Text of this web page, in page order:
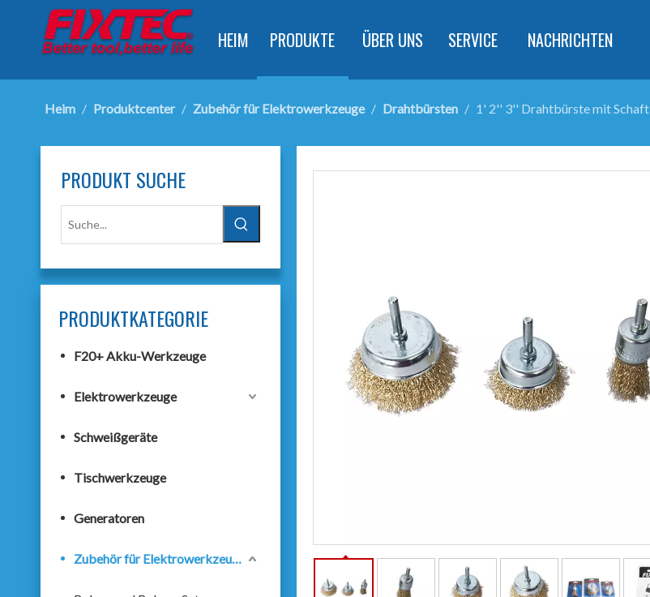
HEIM PRODUKTE ÜBER UNS SERVICE NACHRICHTEN
Heim / Produktcenter / Zubehör für Elektrowerkzeuge / Drahtbürsten / 1' 2'' 3'' Drahtbürste mit Schaft
PRODUKT SUCHE
PRODUKTKATEGORIE
F20+ Akku-Werkzeuge
Elektrowerkzeuge
Schweißgeräte
Tischwerkzeuge
Generatoren
Zubehör für Elektrowerkzeuge